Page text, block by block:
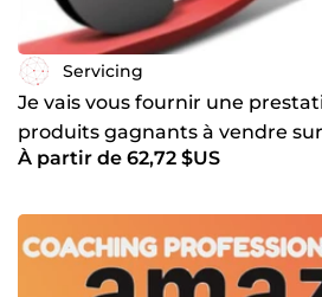
Servicing
Je vais vous fournir une
produits gagnants à vendre
À partir de 62,72 $US